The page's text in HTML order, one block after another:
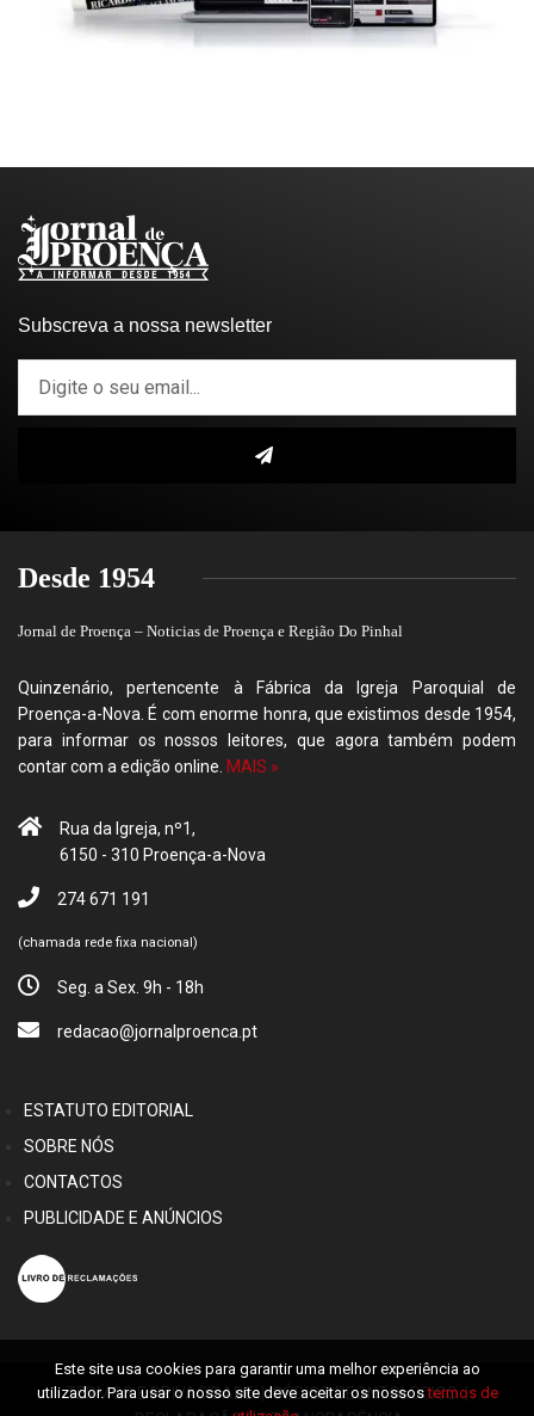
Subscreva a nossa newsletter
Desde 1954
Jornal de Proença – Noticias de Proença e Região Do Pinhal
Quinzenário, pertencente à Fábrica da Igreja Paroquial de
Proença-a-Nova. É com enorme honra, que existimos desde 1954,
para informar os nossos leitores, que agora também podem
contar com a edição online. MAIS »
Rua da Igreja, nº1,
6150 - 310 Proença-a-Nova
274 671 191
(chamada rede fixa nacional)
Seg. a Sex. 9h - 18h
redacao@jornalproenca.pt
ESTATUTO EDITORIAL
SOBRE NÓS
CONTACTOS
PUBLICIDADE E ANÚNCIOS
TERMOS E PRIVACIDADE|CÓDIGO DEONTOLÓGICO|
Este site usa cookies para garantir uma melhor experiência ao
utilizador. Para usar o nosso site deve aceitar os nossostermos de